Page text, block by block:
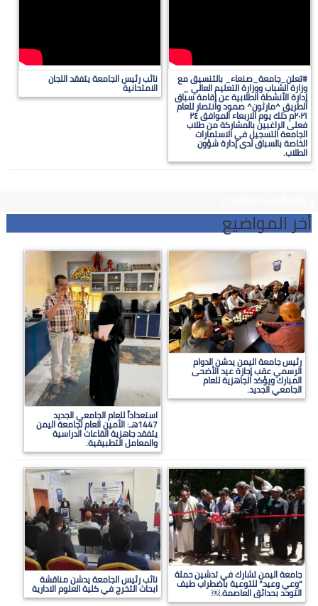
#تعلن_جامعة_صنعاء_ بالتنسيق مع
وزارة الشباب ووزارة التعليم العالي _
إدارة الأنشطة الطلابية عن إقامة سباق
الطريق ^مارثون^ صمود وانتصار للعام
٢٠٢١م ذلك يوم الاربعاء الموافق ٢٤
فعلى الراغبين بالمشاركة من طلاب
الجامعة التسجيل في الاستمارات
الخاصة بالسباق لدى إدارة شؤون
الطلاب.
نائب رئيس الجامعة يتفقد اللجان
الامتحانية
أخر المواضيع
رئيس جامعة اليمن يدشن الدوام
الرسمي عقب إجازة عيد الأضحى
المبارك ويؤكد الجاهزية للعام
الجامعي الجديد.
استعداداً للعام الجامعي الجديد
1447هـ: الأمين العام لجامعة اليمن
يتفقد جاهزية القاعات الدراسية
والمعامل التطبيقية.
جامعة اليمن تشارك في تدشين حملة
“وعي وعيد” للتوعية باضطراب طيف
التوحد بحدائق العاصمة.￼
نائب رئيس الجامعة يدشن مناقشة
ابحاث التخرج في كلية العلوم الادارية